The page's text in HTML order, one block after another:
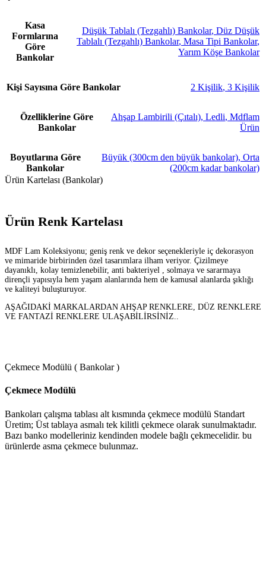
Kasa
Formlarına
Göre
Bankolar
Düşük Tablalı (Tezgahlı) Bankolar, Düz Düşük
Tablalı (Tezgahlı) Bankolar, Masa Tipi Bankolar,
Yarım Köşe Bankolar
Kişi Sayısına Göre Bankolar 2 Kişilik, 3 Kişilik
Özelliklerine Göre
Bankolar
Ahşap Lambirili (Çıtalı), Ledli, Mdflam
Ürün
Boyutlarına Göre
Bankolar
Büyük (300cm den büyük bankolar), Orta
(200cm kadar bankolar)
Ürün Kartelası (Bankolar)
Ürün Renk Kartelası
MDF Lam Koleksiyonu; geniş renk ve dekor seçenekleriyle iç dekorasyon
ve mimaride birbirinden özel tasarımlara ilham veriyor. Çizilmeye
dayanıklı, kolay temizlenebilir, anti bakteriyel , solmaya ve sararmaya
dirençli yapısıyla hem yaşam alanlarında hem de kamusal alanlarda şıklığı
ve kaliteyi buluşturuyor.
AŞAĞIDAKİ MARKALARDAN AHŞAP RENKLERE, DÜZ RENKLERE
VE FANTAZİ RENKLERE ULAŞABİLİRSİNİZ..
Çekmece Modülü ( Bankolar )
Çekmece Modülü
Bankoları çalışma tablası alt kısmında çekmece modülü Standart
Üretim; Üst tablaya asmalı tek kilitli çekmece olarak sunulmaktadır.
Bazı banko modelleriniz kendinden modele bağlı çekmecelidir. bu
ürünlerde asma çekmece bulunmaz.